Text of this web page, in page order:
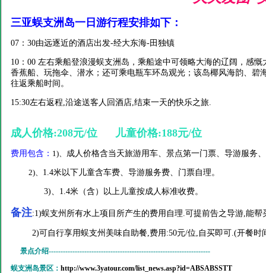
三亚蜈支洲岛一日游行程安排如下：
07 ： 30由远逐近的酒店出发-经大东海-田独镇
10 ： 00 左右乘船登浪漫蜈支洲岛， 乘船途中可领略大海的辽阔，感
香蕉船、玩拖伞、潜水；还可乘电瓶车环岛观光；该岛椰风海韵、
往返乘船时间。
15:30左右返程,沿途送客人回酒店,结束一天的快乐之旅.
成人价格:208元/位 儿童价格:188元/位
费用包含： 1)、 成人价格含当天旅游用车、景点第一门票、导游服务
2)、 1.4米以下儿童含车费、导游服务费、门票自理。
3)、1.4米（含）以上儿童按成人标准收费。
备注:1)蜈支州所有水上项目所产生的费用自理.可提前告之导游,能帮
2)可自行享用蜈支州美味自助餐,费用:50元/位,自买即可.(开餐时
景点介绍--------------------------------------------------------------------
蜈支洲岛景区： http://www.3yatour.com/list_news.asp?id=ABSABSSTT